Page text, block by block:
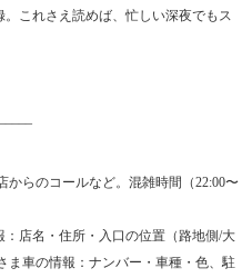
これさえ読めば、忙しい深夜でもス
らのコールなど。混雑時間（22:00〜
店名・住所・入口の位置（路地側/大
車の情報：ナンバー・車種・色、駐